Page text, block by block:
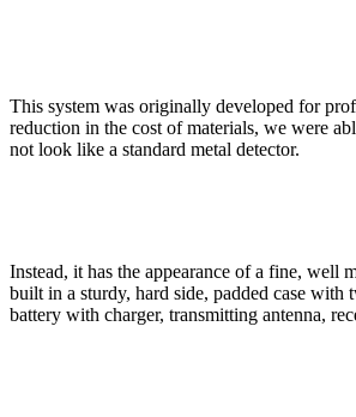
This system was originally developed for
reduction in the cost of materials, we were
not look like a standard metal detector.
Instead, it has the appearance of a fine,
built in a sturdy, hard side, padded case with
battery with charger, transmitting antenna,